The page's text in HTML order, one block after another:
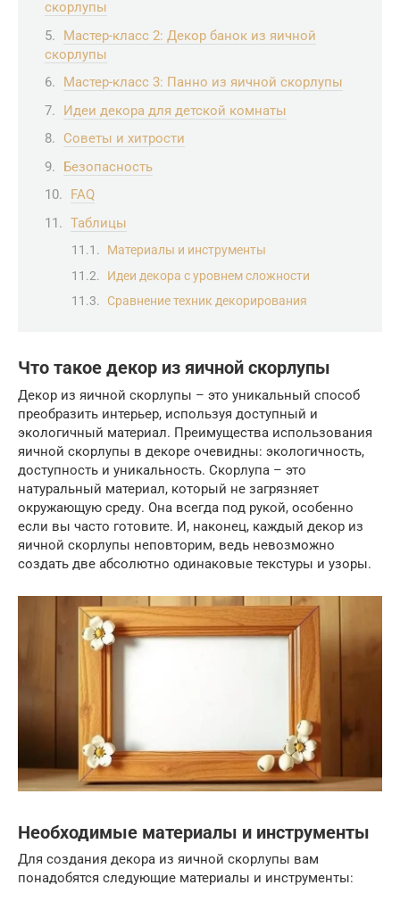
скорлупы
Мастер-класс 2: Декор банок из яичной
скорлупы
Мастер-класс 3: Панно из яичной скорлупы
Идеи декора для детской комнаты
Советы и хитрости
Безопасность
FAQ
Таблицы
Материалы и инструменты
Идеи декора с уровнем сложности
Сравнение техник декорирования
Что такое декор из яичной скорлупы
Декор из яичной скорлупы – это уникальный способ
преобразить интерьер, используя доступный и
экологичный материал. Преимущества использования
яичной скорлупы в декоре очевидны: экологичность,
доступность и уникальность. Скорлупа – это
натуральный материал, который не загрязняет
окружающую среду. Она всегда под рукой, особенно
если вы часто готовите. И, наконец, каждый декор из
яичной скорлупы неповторим, ведь невозможно
создать две абсолютно одинаковые текстуры и узоры.
Необходимые материалы и инструменты
Для создания декора из яичной скорлупы вам
понадобятся следующие материалы и инструменты: